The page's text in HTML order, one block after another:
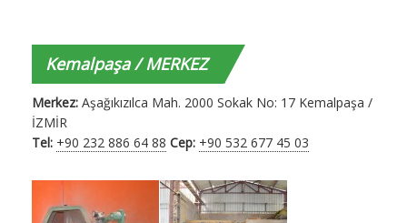
Kemalpaşa / MERKEZ
Merkez: Aşağıkızılca Mah. 2000 Sokak No: 17 Kemalpaşa /
İZMİR
Tel: +90 232 886 64 88 Cep: +90 532 677 45 03